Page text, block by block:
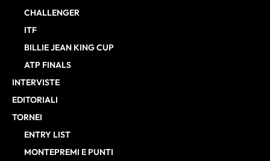
CHALLENGER
ITF
BILLIE JEAN KING CUP
ATP FINALS
INTERVISTE
EDITORIALI
TORNEI
ENTRY LIST
MONTEPREMI E PUNTI